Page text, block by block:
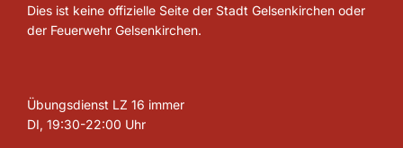
Dies ist keine offizielle Seite der Stadt Gelsenkirchen oder
der Feuerwehr Gelsenkirchen.
Übungsdienst LZ 16 immer
DI, 19:30-22:00 Uhr